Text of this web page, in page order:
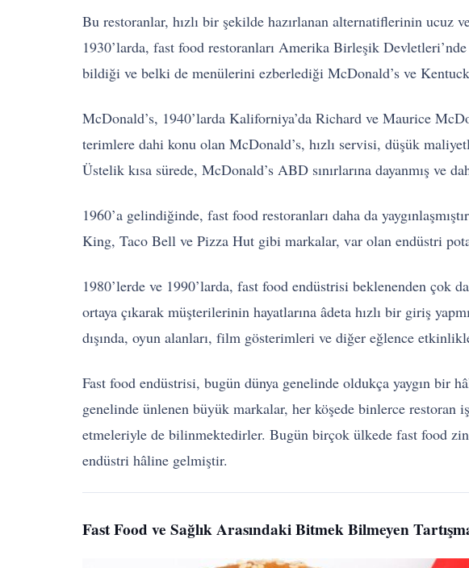
Bu restoranlar, hızlı bir şekilde hazırlanan alternatiflerinin ucuz
1930’larda, fast food restoranları Amerika Birleşik
bildiği ve belki de menülerini ezberlediği McDonald’s ve
McDonald’s, 1940’larda Kaliforniya’da Richard ve Maurice
terimlere dahi konu olan McDonald’s, hızlı servisi, düşük
Üstelik kısa sürede, McDonald’s ABD sınırlarına dayanmış ve
1960’a gelindiğinde, fast food restoranları daha da
King, Taco Bell ve Pizza Hut gibi markalar, var olan endüstri
1980’lerde ve 1990’larda, fast food endüstrisi beklenenden çok
ortaya çıkarak müşterilerinin hayatlarına âdeta hızlı bir giriş
dışında, oyun alanları, film gösterimleri ve diğer eğlence
Fast food endüstrisi, bugün dünya genelinde oldukça yaygın bir
genelinde ünlenen büyük markalar, her köşede binlerce
etmeleriyle de bilinmektedirler. Bugün birçok ülkede fast food
endüstri hâline gelmiştir.
Fast Food ve Sağlık Arasındaki Bitmek Bilmeyen